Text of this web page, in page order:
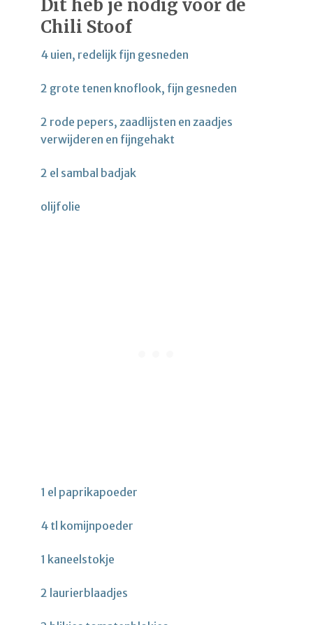
Dit heb je nodig voor de
Chili Stoof
4 uien, redelijk fijn gesneden
2 grote tenen knoflook, fijn gesneden
2 rode pepers, zaadlijsten en zaadjes
verwijderen en fijngehakt
2 el sambal badjak
olijfolie
1 el paprikapoeder
4 tl komijnpoeder
1 kaneelstokje
2 laurierblaadjes